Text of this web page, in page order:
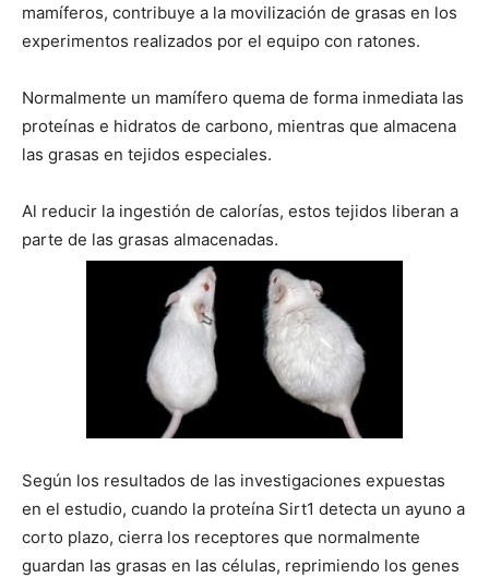
mamíferos, contribuye a la movilización de grasas en los
experimentos realizados por el equipo con ratones.
Normalmente un mamífero quema de forma inmediata las
proteínas e hidratos de carbono, mientras que almacena
las grasas en tejidos especiales.
Al reducir la ingestión de calorías, estos tejidos liberan a
parte de las grasas almacenadas.
Según los resultados de las investigaciones expuestas
en el estudio, cuando la proteína Sirt1 detecta un ayuno a
corto plazo, cierra los receptores que normalmente
guardan las grasas en las células, reprimiendo los genes